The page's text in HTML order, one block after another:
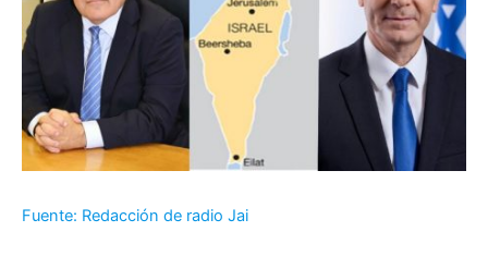
Fuente: Redacción de radio Jai